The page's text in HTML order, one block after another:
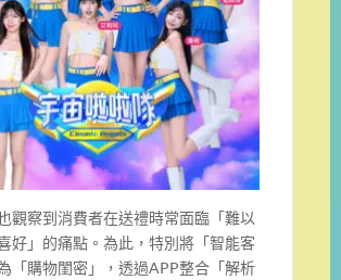
觀察到消費者在送禮時常面臨「難以
好」的痛點。為此，特別將「智能客
「購物閨密」，透過APP整合「解析